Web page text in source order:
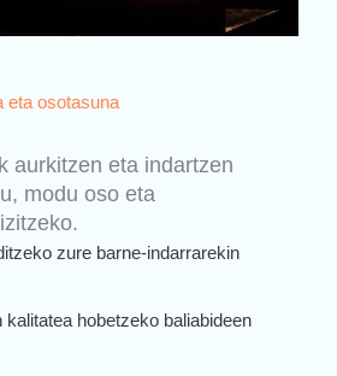
eta osotasuna
aurkitzen eta indartzen
modu oso eta
zure barne-indarrarekin
kalitatea hobetzeko baliabideen